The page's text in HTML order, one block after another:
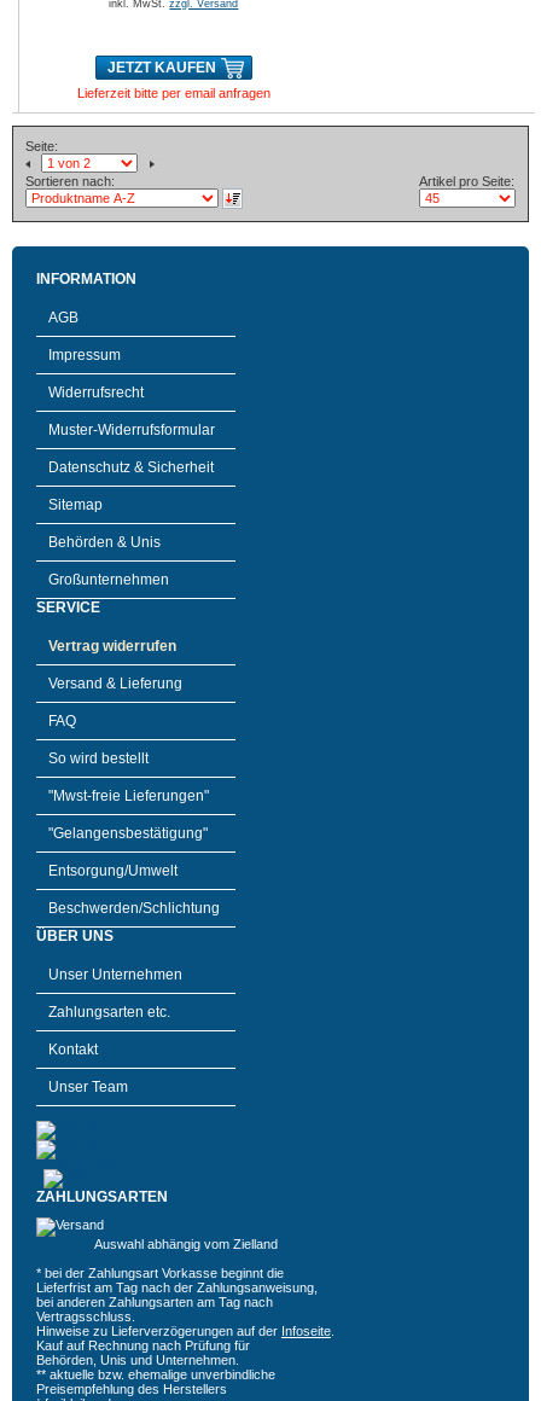
inkl. MwSt.zzgl. Versand
JETZT KAUFEN
Lieferzeit bitte per email anfragen
Seite:
Sortieren nach: Artikel pro Seite:
INFORMATION
AGB
Impressum
Widerrufsrecht
Muster-Widerrufsformular
Datenschutz & Sicherheit
Sitemap
Behörden & Unis
Großunternehmen
SERVICE
Vertrag widerrufen
Versand & Lieferung
FAQ
So wird bestellt
"Mwst-freie Lieferungen"
"Gelangensbestätigung"
Entsorgung/Umwelt
Beschwerden/Schlichtung
ÜBER UNS
Unser Unternehmen
Zahlungsarten etc.
Kontakt
Unser Team
ZAHLUNGSARTEN
Auswahl abhängig vom Zielland
* bei der Zahlungsart Vorkasse beginnt die
Lieferfrist am Tag nach der Zahlungsanweisung,
bei anderen Zahlungsarten am Tag nach
Vertragsschluss.
Hinweise zu Lieferverzögerungen auf der Infoseite
Kauf auf Rechnung nach Prüfung für
Behörden, Unis und Unternehmen.
** aktuelle bzw. ehemalige unverbindliche
Preisempfehlung des Herstellers